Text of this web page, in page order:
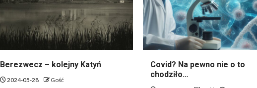
Berezwecz – kolejny Katyń
2024-05-28 Gość
Covid? Na pewno nie o to
chodziło…